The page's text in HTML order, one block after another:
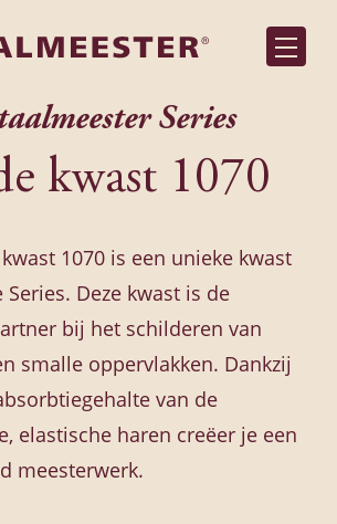
Series
kwast 1070
1070 is een unieke kwast
Series. Deze kwast is de
bij het schilderen van
smalle oppervlakken. Dankzij
van de
elastische haren creëer je een
meesterwerk.